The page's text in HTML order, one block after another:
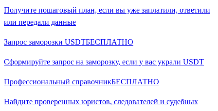
Получите пошаговый план, если вы уже заплатили, ответили
или передали данные
Запрос заморозки USDTБЕСПЛАТНО
Сформируйте запрос на заморозку, если у вас украли USDT
Профессиональный справочникБЕСПЛАТНО
Найдите проверенных юристов, следователей и судебных